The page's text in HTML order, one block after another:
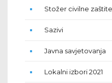
Stožer civilne zaštite
Sazivi
Javna savjetovanja
Lokalni izbori 2021